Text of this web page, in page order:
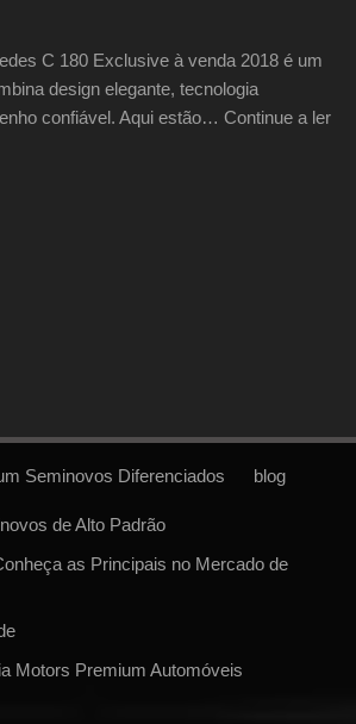
C 180 Exclusive à venda 2018 é um
design elegante, tecnologia
confiável. Aqui estão… Continue a ler
Seminovos Diferenciados blog
de Alto Padrão
as Principais no Mercado de
Motors Premium Automóveis